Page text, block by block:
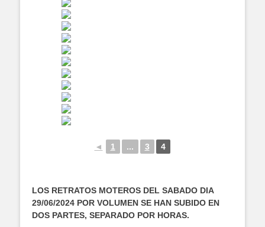
◄ 1 ... 3 4
LOS RETRATOS MOTEROS DEL SABADO DIA
29/06/2024 POR VOLUMEN SE HAN SUBIDO EN
DOS PARTES, SEPARADO POR HORAS.